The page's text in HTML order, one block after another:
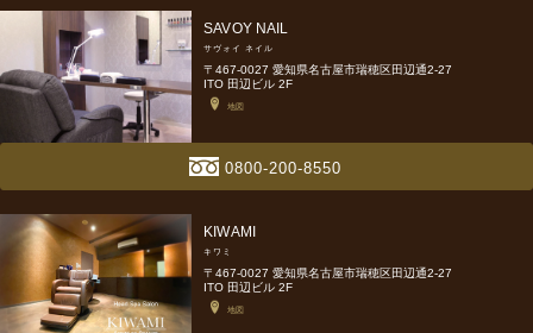
SAVOY NAIL
サヴォイ ネイル
〒467-0027 愛知県名古屋市瑞穂区田辺通2-27
ITO 田辺ビル 2F
地図
0800-200-8550
KIWAMI
キワミ
〒467-0027 愛知県名古屋市瑞穂区田辺通2-27
ITO 田辺ビル 2F
地図